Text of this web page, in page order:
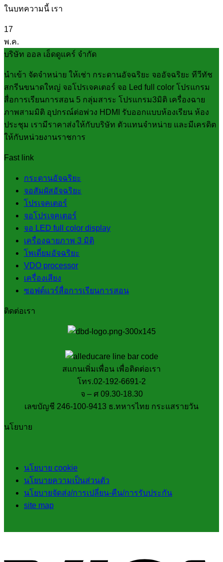
ในบทความนี้ เรา
17
พ.ค.
บริษัท ออล เอ็ดดูแคร์ จำกัด
นำเข้า จัดจำหน่าย ให้เช่า กระดานอัจฉริยะ จออัจฉริยะ ทีวีทัช
สกรีนขนาดใหญ่ จอโปรเจคเตอร์ จอ Led full color โปรแกรม
สื่อการเรียนการสอน 5 กลุ่มสาระ โปรแกรม3มิติ เครื่องฉาย
ภาพสามมิติ อุปกรณ์ต่อพ่วง HDMI รับออกแบบห้องเรียน ห้อง
ประชุม เรามีราคาส่งให้กับบริษัท ตัวแทนจำหน่าย และมีเครดิต
ให้กับหน่วยงานราชการ
Fast link
กระดานอัจฉริยะ
จอสัมผัสอัจฉริยะ
โปรเจคเตอร์
จอโปรเจคเตอร์
จอ LED full color display
เครื่องฉายภาพ 3 มิติ
โพเดี่ยมอัจฉริยะ
VDO processor
เครื่องเสียง
ซอฟต์แวร์สื่อการเรียนการสอน
ติดต่อเรา
สแกนเพิ่มเพื่อน เพื่อติดต่อเรา
โทร.02-192-6691-2
จ – ศ 09.30-18.30
เลขบัญชี 246-100-9413 ธ.ทหารไทย กระแสรายวัน
นโยบาย
นโยบาย cookie
นโยบายความเป็นส่วนตัว
นโยบายจัดส่ง/การเปลี่ยน-คืน/การรับประกัน
site map